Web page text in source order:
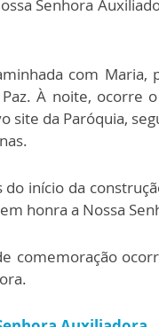
Senhora
com Maria,
À noite, ocorre
site da Paróquia,
início da
honra a Nossa
comemoração